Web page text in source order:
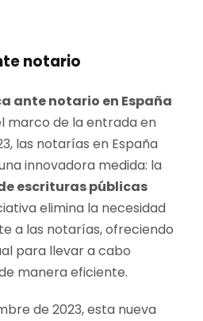
notario
ante notario en España
marco de la entrada en
las notarías en España
innovadora medida: la
escrituras públicas
elimina la necesidad
a las notarías, ofreciendo
para llevar a cabo
manera eficiente.
de 2023, esta nueva